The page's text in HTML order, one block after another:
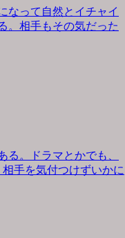
なって自然とイチャイ
。相手もその気だった
。ドラマとかでも、
手を気付つけずいかに